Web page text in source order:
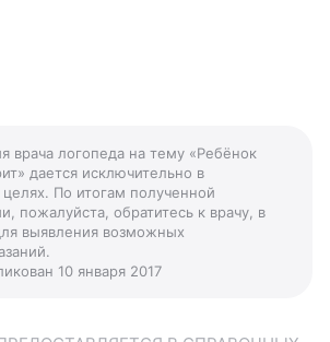
врача логопеда на тему «Ребёнок
дается исключительно в
По итогам полученной
пожалуйста, обратитесь к врачу, в
выявления возможных
10 января 2017